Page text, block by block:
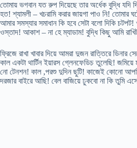
তোমায় ভগবান যত রুপ দিয়েছে তার অর্ধেক বুদ্ধি যদি
হত! শ্যামলী – খচরামি করার জায়গা পাও নি! তোমার
আমার সমস্যার সমাধান কি হবে সেটা বলো দিকি চটপট!
ওস্তাদ! আকাশ – না হে ম্যাডাম! বুদ্ধি কিছু আমি
ফ্রিজে রাখা খাবার দিয়ে আমরা দুজন রাত্তিরে ডিনার
কাল একটা থার্টিন ইয়ারস গ্লেনফেডিচ তুলেছি!
নো টেনশন! কাল ,পরশু দুদিন ছুটি! কাজেই কোনো
দরজার বাইরে আছি! বেল বাজিয়ে ঢুকবো না কি তুমি